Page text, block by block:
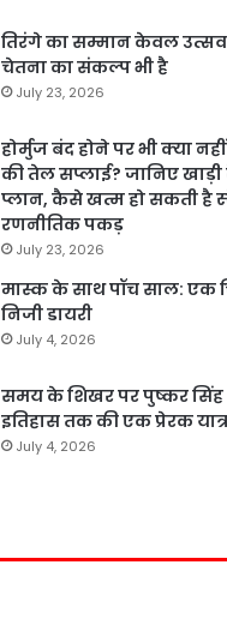
तिरंगे का सम्मान केवल उत्सव
चेतना का संकल्प भी है
July 23, 2026
होर्मुज बंद होने पर भी क्या
की तेल सप्लाई? जानिए खाड़ी
प्लान, कैसे खत्म हो सकती है
रणनीतिक पकड़
July 23, 2026
मास्क के साथ पॉच साल: एक
निजी डायरी
July 4, 2026
समय के शिखर पर पुष्कर सिंह
इतिहास तक की एक प्रेरक
July 4, 2026